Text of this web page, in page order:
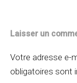
Laisser un
Votre adresse e-
obligatoires sont